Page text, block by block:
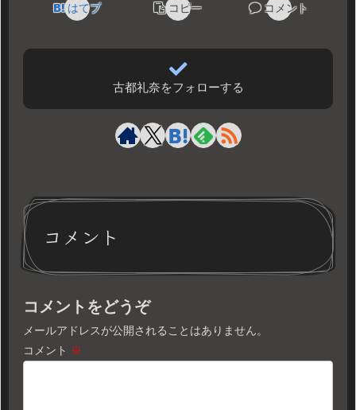
はてブ コピー コメント
古都礼奈をフォローする
コメント
コメントをどうぞ
メールアドレスが公開されることはありません。
コメント ※